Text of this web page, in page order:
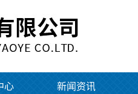
心 新闻资讯